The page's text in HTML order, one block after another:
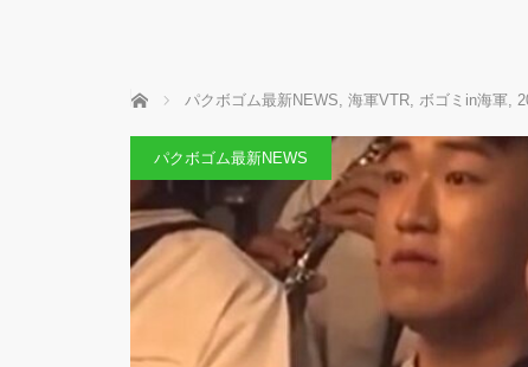
ホーム パクボゴム最新NEWS, 海軍VTR, ボゴミin海軍,
パクボゴム最新NEWS